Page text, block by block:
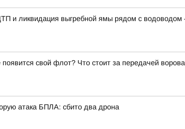
и ликвидация выгребной ямы рядом с водоводом
свой флот? Что стоит за передачей
атака БПЛА: сбито два дрона